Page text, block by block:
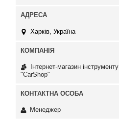
Харків, Україна
Інтернет-магазин інструменту
"CarShop"
Менеджер